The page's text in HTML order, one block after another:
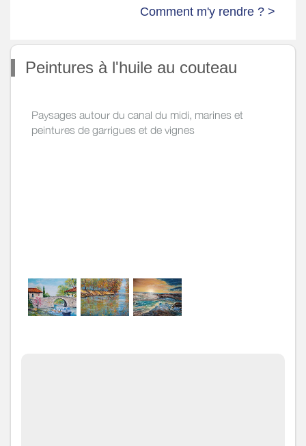
Comment m'y rendre ? >
Peintures à l'huile au couteau
Paysages autour du canal du midi, marines et
peintures de garrigues et de vignes